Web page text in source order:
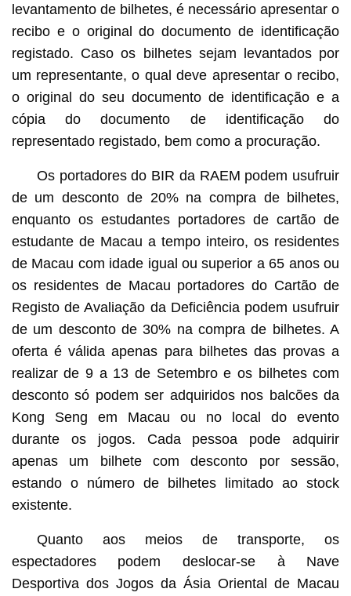
levantamento de bilhetes, é necessário apresentar o
recibo e o original do documento de identificação
registado. Caso os bilhetes sejam levantados por
um representante, o qual deve apresentar o recibo,
o original do seu documento de identificação e a
cópia do documento de identificação do
representado registado, bem como a procuração.
Os portadores do BIR da RAEM podem usufruir
de um desconto de 20% na compra de bilhetes,
enquanto os estudantes portadores de cartão de
estudante de Macau a tempo inteiro, os residentes
de Macau com idade igual ou superior a 65 anos ou
os residentes de Macau portadores do Cartão de
Registo de Avaliação da Deficiência podem usufruir
de um desconto de 30% na compra de bilhetes. A
oferta é válida apenas para bilhetes das provas a
realizar de 9 a 13 de Setembro e os bilhetes com
desconto só podem ser adquiridos nos balcões da
Kong Seng em Macau ou no local do evento
durante os jogos. Cada pessoa pode adquirir
apenas um bilhete com desconto por sessão,
estando o número de bilhetes limitado ao stock
existente.
Quanto aos meios de transporte, os
espectadores podem deslocar-se à Nave
Desportiva dos Jogos da Ásia Oriental de Macau